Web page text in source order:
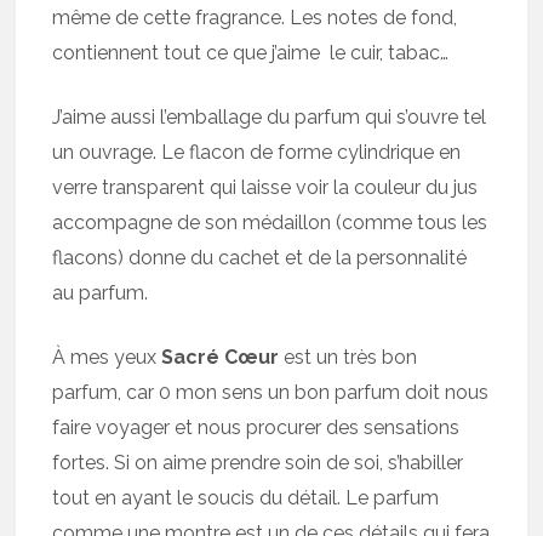
même de cette fragrance. Les notes de fond,
contiennent tout ce que j’aime le cuir, tabac…
J’aime aussi l’emballage du parfum qui s’ouvre tel
un ouvrage. Le flacon de forme cylindrique en
verre transparent qui laisse voir la couleur du jus
accompagne de son médaillon (comme tous les
flacons) donne du cachet et de la personnalité
au parfum.
À mes yeuxSacré Cœur est un très bon
parfum, car 0 mon sens un bon parfum doit nous
faire voyager et nous procurer des sensations
fortes. Si on aime prendre soin de soi, s’habiller
tout en ayant le soucis du détail. Le parfum